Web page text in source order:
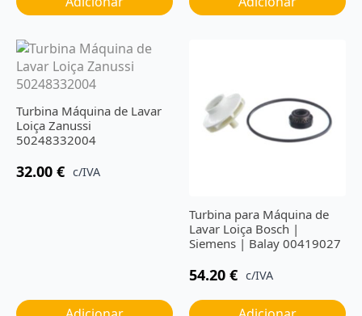
Turbina Máquina de Lavar
Loiça Zanussi
50248332004
32.00 € c/IVA
Turbina para Máquina de
Lavar Loiça Bosch |
Siemens | Balay 00419027
54.20 € c/IVA